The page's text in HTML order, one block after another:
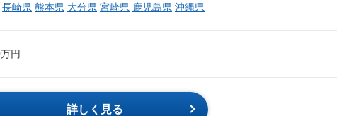
長崎県 熊本県 大分県 宮崎県 鹿児島県 沖縄県
円
詳しく見る